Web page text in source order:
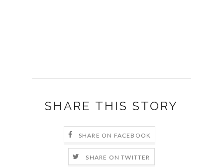
SHARE THIS STORY
SHARE ON FACEBOOK
SHARE ON TWITTER